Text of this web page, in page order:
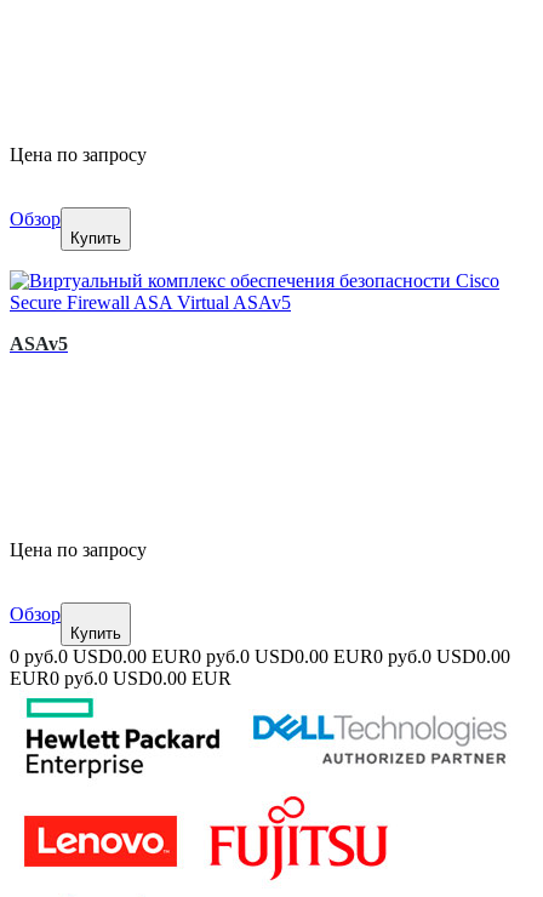
Цена по запросу
Обзор
Купить
ASAv5
Цена по запросу
Обзор
Купить
0 руб.0 USD0.00 EUR0 руб.0 USD0.00 EUR0 руб.0 USD0.00
EUR0 руб.0 USD0.00 EUR